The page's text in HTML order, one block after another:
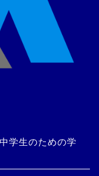
学生のための学